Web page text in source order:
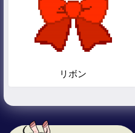
リボン